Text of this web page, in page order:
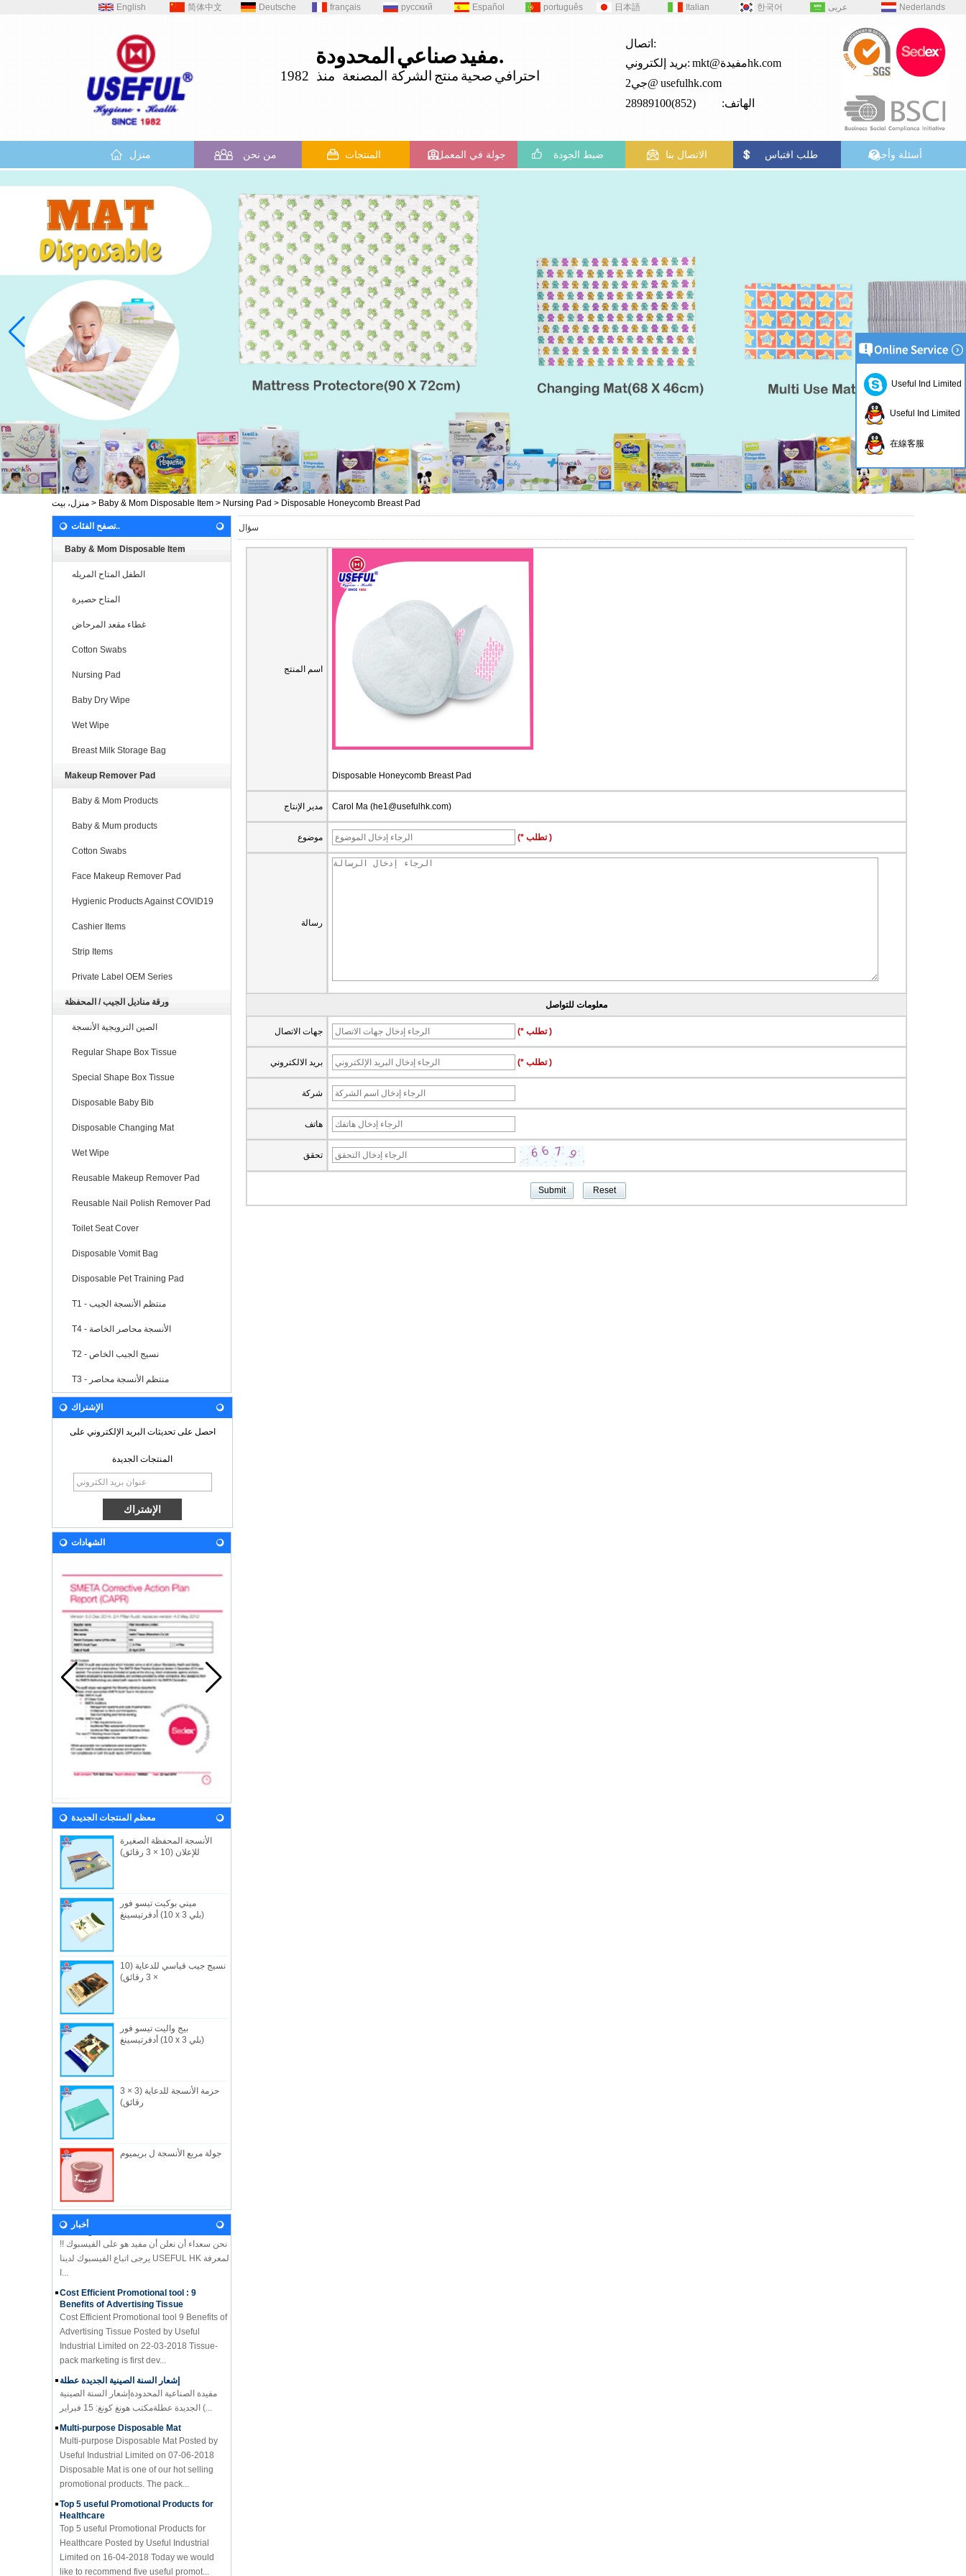
English 简体中文 Deutsche français русский Español português 日本語 Italian 한국어 عربى Nederlands
مفيدصناعي المحدودة.
احترافي صحية منتج الشركة المصنعة منذ 1982
اتصال:
بريد إلكتروني:
mkt@مفيدةhk.com
جي2@ usefulhk.com
الهاتف: (852)28989100
منزل من نحن المنتجات جولة في المعمل ضبط الجودة الاتصال بنا طلب اقتباس أسئلة وأجوبة
منزل، بيت > Baby & Mom Disposable Item > Nursing Pad > Disposable Honeycomb Breast Pad
تصفح الفئات..
Baby & Mom Disposable Item
الطفل المتاح المريله
المتاح حصيرة
غطاء مقعد المرحاض
Cotton Swabs
Nursing Pad
Baby Dry Wipe
Wet Wipe
Breast Milk Storage Bag
Makeup Remover Pad
Baby & Mom Products
Baby & Mum products
Cotton Swabs
Face Makeup Remover Pad
Hygienic Products Against COVID19
Cashier Items
Strip Items
Private Label OEM Series
ورقة مناديل الجيب / المحفظة
الصين الترويجية الأنسجة
Regular Shape Box Tissue
Special Shape Box Tissue
Disposable Baby Bib
Disposable Changing Mat
Wet Wipe
Reusable Makeup Remover Pad
Reusable Nail Polish Remover Pad
Toilet Seat Cover
Disposable Vomit Bag
Disposable Pet Training Pad
T1 - منتظم الأنسجة الجيب
T4 - الأنسجة محاصر الخاصة
T2 - نسيج الجيب الخاص
T3 - منتظم الأنسجة محاصر
الإشتراك
احصل على تحديثات البريد الإلكتروني على
المنتجات الجديدة
الشهادات
معظم المنتجات الجديدة
الأنسجة المحفظة الصغيرة
للإعلان (10 × 3 رقائق)
ميني بوكيت تيسو فور
أدفرتيسينغ (10 x 3 بلي)
نسيج جيب قياسي للدعاية (10
× 3 رقائق)
بيج واليت تيسو فور
أدفرتيسينغ (10 x 3 بلي)
حزمة الأنسجة للدعاية (3 × 3
رقائق)
جولة مربع الأنسجة ل بريميوم
أخبار
من نحن
الصناعية المفيدة المحدودة ، تاسست في 1982 ،
هي شركه مصنعه في هونج كونج متخصصة في
المن...
أخبار
دعونا تأتي وزيارتنا خلال معرض الطفل 2018!
ونحن نتطلع إلى رؤيتكم هناك! هون هونغ الطفل
رؤيتنا
وفي المستقبل ، ستستمر الفائدة في تطوير
المبادئ والقيم المستمدة من اسم الشركة
وشعا...
الفيسبوك مفيدة
نحن سعداء أن نعلن أن مفيد هو على الفيسبوك !!
يرجى اتباع الفيسبوك لدينا USEFUL HK لمعرفة
ا...
Cost Efficient Promotional tool : 9
Benefits of Advertising Tissue
Cost Efficient Promotional tool 9 Benefits of
Advertising Tissue Posted by Useful
Industrial Limited on 22-03-2018 Tissue-
pack marketing is first dev...
إشعار السنة الصينية الجديدة عطلة
مفيدة الصناعية المحدودةإشعار السنة الصينية
الجديدة عطلةمكتب هونغ كونغ: 15 فبراير (...
Multi-purpose Disposable Mat
Multi-purpose Disposable Mat Posted by
Useful Industrial Limited on 07-06-2018
Disposable Mat is one of our hot selling
promotional products. The pack...
Top 5 useful Promotional Products for
Healthcare
Top 5 useful Promotional Products for
Healthcare Posted by Useful Industrial
Limited on 16-04-2018 Today we would
like to recommend five useful promot...
سؤال
اسم المنتج
Disposable Honeycomb Breast Pad
مدير الإنتاج Carol Ma (he1@usefulhk.com)
موضوع (* تطلب )
رسالة
معلومات للتواصل
جهات الاتصال (* تطلب )
بريد الالكتروني (* تطلب )
شركة
هاتف
تحقق
Useful Ind Limited
Useful Ind Limited
在線客服